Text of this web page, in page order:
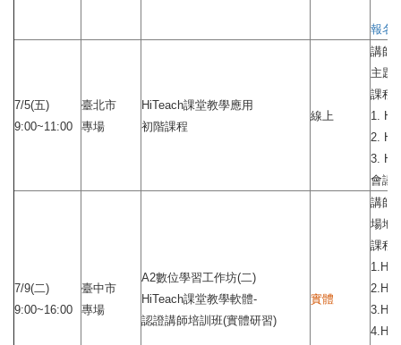
報名
7/5(五)
9:00~11:00
臺北市
專場
HiTeach課堂教學應用
初階課程
線上
講師
主題
課程
1.
2.
3.
會議
7/9(二)
9:00~16:00
臺中市
專場
A2數位學習工作坊(二)
HiTeach課堂教學軟體-
認證講師培訓班(實體研習)
實體
講師
場地
課程